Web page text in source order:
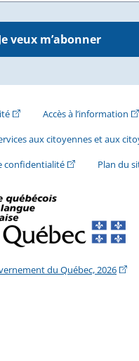
veux m’abonner
(Cet hyperlien externe
Accès à l’information
aux citoyennes et aux
confidentialité(Cet hyperlien
Plan du
du Québec, 2026(Cet